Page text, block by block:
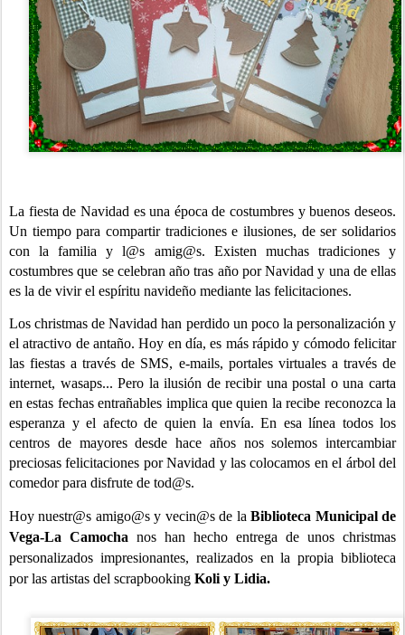
La fiesta de Navidad es una época de costumbres y buenos deseos.
Un tiempo para compartir tradiciones e ilusiones, de ser solidarios
con la familia y l@s amig@s. Existen muchas tradiciones y
costumbres que se celebran año tras año por Navidad y una de ellas
es la de vivir el espíritu navideño mediante las felicitaciones.
Los christmas de Navidad han perdido un poco la personalización y
el atractivo de antaño. Hoy en día, es más rápido y cómodo felicitar
las fiestas a través de SMS, e-mails, portales virtuales a través de
internet, wasaps... Pero la ilusión de recibir una postal o una carta
en estas fechas entrañables implica que quien la recibe reconozca la
esperanza y el afecto de quien la envía. En esa línea todos los
centros de mayores desde hace años nos solemos intercambiar
preciosas felicitaciones por Navidad y las colocamos en el árbol del
comedor para disfrute de tod@s.
Hoy nuestr@s amigo@s y vecin@s de laBiblioteca Municipal de
Vega-La Camocha nos han hecho entrega de unos christmas
personalizados impresionantes, realizados en la propia biblioteca
por las artistas del scrapbooking Koli y Lidia.